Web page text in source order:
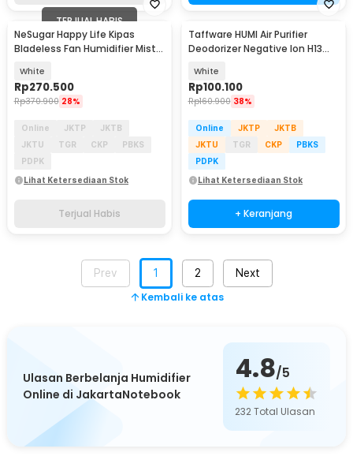
TERJUAL HABIS
NeSugar Happy Life Kipas
Bladeless Fan Humidifier Mist
White
Rp270.500
Rp370.900 28%
Online JKTP
JKTB
JKTU
TGR CKP
PBKS
PDPK
Lihat Ketersediaan Stok
Terjual Habis
Taffware HUMI Air Purifier
Deodorizer Negative Ion H13
White
Rp100.100
Rp160.900 38%
Online JKTP
JKTB
JKTU
TGR CKP
PBKS
PDPK
Lihat Ketersediaan Stok
+ Keranjang
Prev 1 2 Next
Kembali ke atas
Ulasan Berbelanja Humidifier
Online di JakartaNotebook
4.8/5
232Total Ulasan